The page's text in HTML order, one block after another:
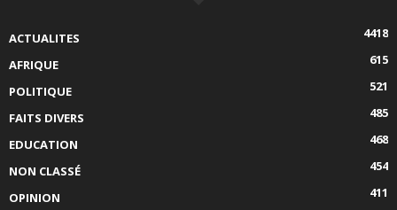
ACTUALITES
4418
AFRIQUE
615
POLITIQUE
521
FAITS DIVERS
485
EDUCATION
468
NON CLASSÉ
454
OPINION
411